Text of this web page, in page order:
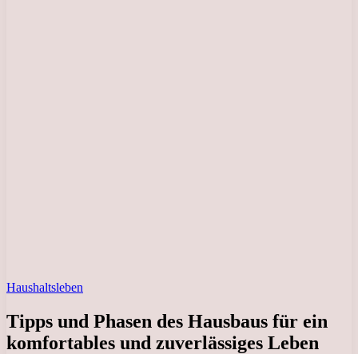
Haushaltsleben
Tipps und Phasen des Hausbaus für ein
komfortables und zuverlässiges Leben